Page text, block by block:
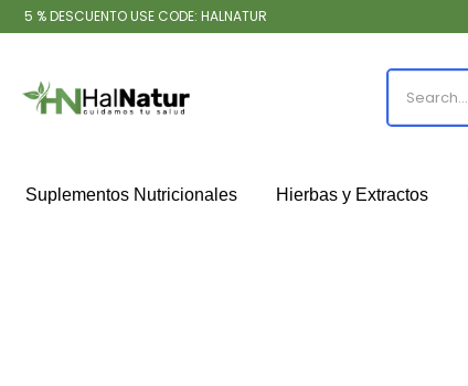
5 % DESCUENTO USE CODE: HALNATUR
Suplementos Nutricionales Hierbas y Extractos